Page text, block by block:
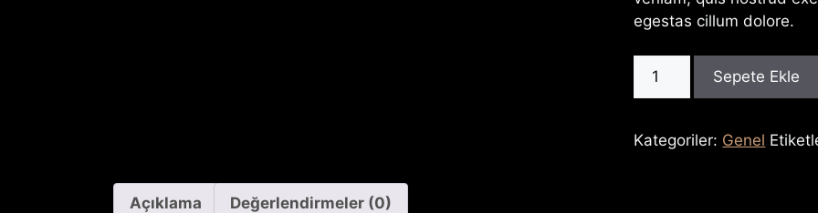
egestas cillum dolore.
Brown
adet
Sepete Ekle
Kategoriler: Genel
Açıklama Değerlendirmeler (0)